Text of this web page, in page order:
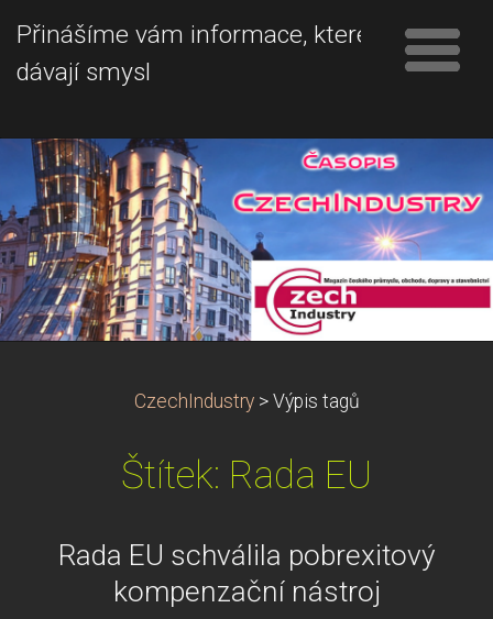
Přinášíme vám informace, které
dávají smysl
CzechIndustry > Výpis tagů
Štítek: Rada EU
Rada EU schválila pobrexitový
kompenzační nástroj